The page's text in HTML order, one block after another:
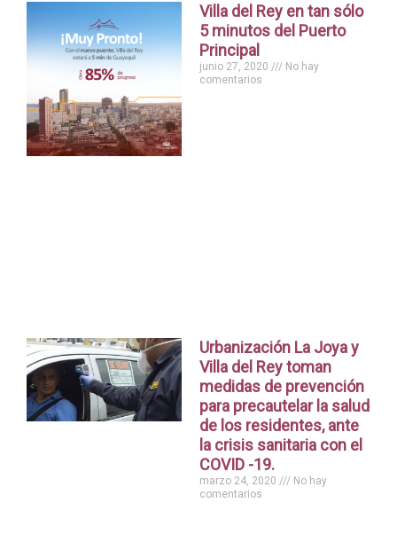
Villa del Rey en tan sólo
5 minutos del Puerto
Principal
junio 27, 2020
No hay
comentarios
Urbanización La Joya y
Villa del Rey toman
medidas de prevención
para precautelar la salud
de los residentes, ante
la crisis sanitaria con el
COVID -19.
marzo 24, 2020
No hay
comentarios